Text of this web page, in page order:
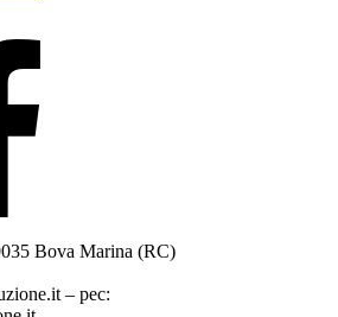
Bova Marina (RC)
– pec: